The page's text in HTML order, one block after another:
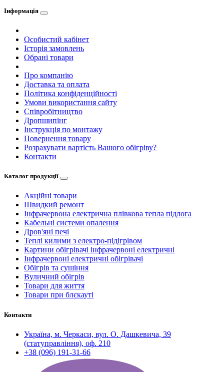
Інформація
Особистий кабінет
Історія замовлень
Обрані товари
Про компанію
Доставка та оплата
Політика конфіденційності
Умови використання сайту
Співробітництво
Дропшипінг
Інструкція по монтажу
Повернення товару
Розрахувати вартість Вашого обігріву?
Контакти
Каталог продукції
Акційні товари
Швидкий ремонт
Інфрачервона електрична плівкова тепла підлога
Кабельні системи опалення
Дров'яні печі
Теплі килими з електро-підігрівом
Картини обігрівачі інфрачервоні електричні
Інфрачервоні електричні обігрівачі
Обігрів та сушіння
Вуличний обігрів
Товари для життя
Товари при блєкауті
Контакти
Україна, м. Черкаси, вул. О. Дашкевича, 39
(статуправління), оф. 210
+38 (096) 191-31-66